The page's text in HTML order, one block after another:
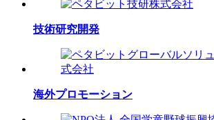
技術研究開発
海外プロモーション